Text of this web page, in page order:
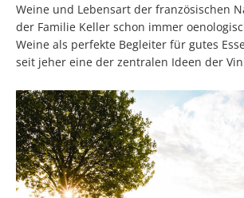
Weine und Lebensart der französischen
der Familie Keller schon immer
Weine als perfekte Begleiter für gutes
seit jeher eine der zentralen Ideen der